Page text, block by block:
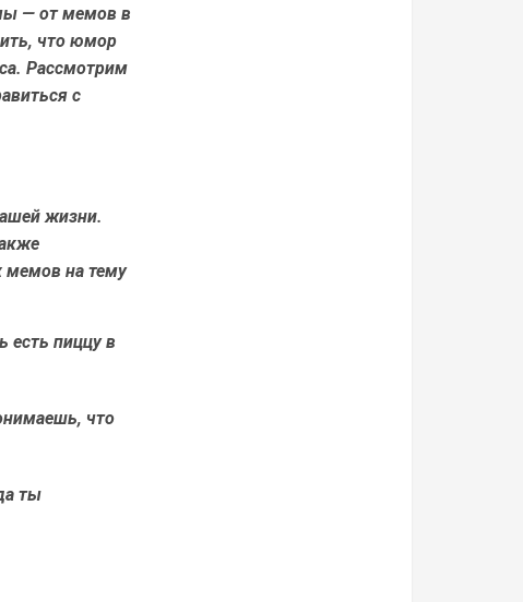
— от мемов в
что юмор
Рассмотрим
с
жизни.
мемов на тему
есть пиццу в
что
ты